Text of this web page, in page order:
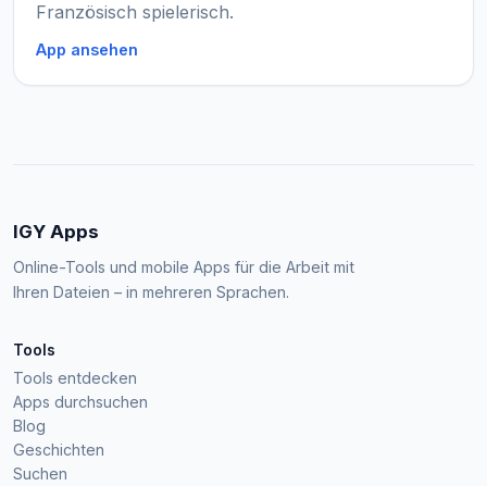
Französisch spielerisch.
App ansehen
IGY Apps
Online-Tools und mobile Apps für die Arbeit mit
Ihren Dateien – in mehreren Sprachen.
Tools
Tools entdecken
Apps durchsuchen
Blog
Geschichten
Suchen